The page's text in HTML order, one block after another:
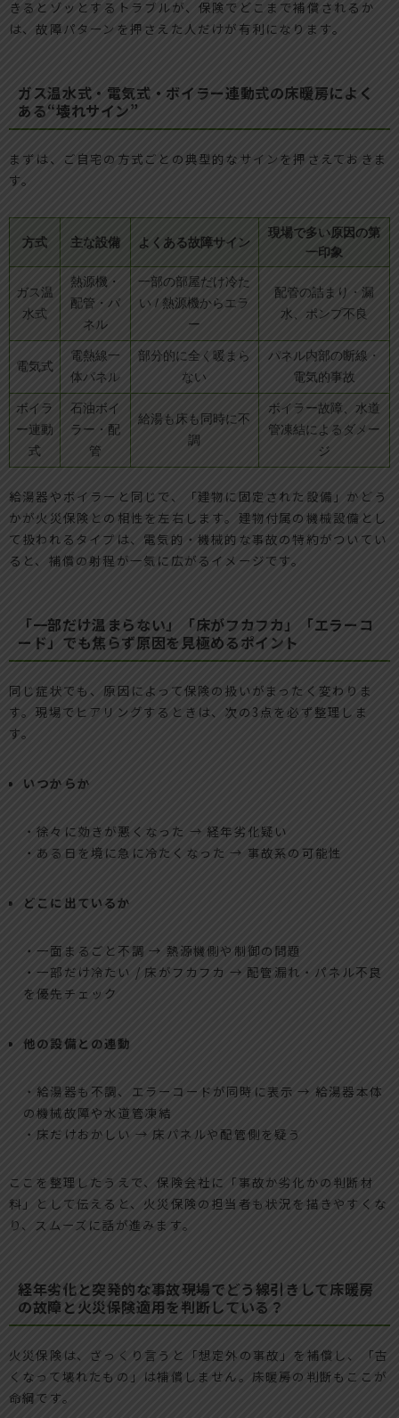
きるとゾッとするトラブルが、保険でどこまで補償されるか
は、故障パターンを押さえた人だけが有利になります。
ガス温水式・電気式・ボイラー連動式の床暖房によく
ある“壊れサイン”
まずは、ご自宅の方式ごとの典型的なサインを押さえておきま
す。
方式 主な設備 よくある故障サイン
現場で多い原因の第
一印象
ガス温
水式
熱源機・
配管・パ
ネル
一部の部屋だけ冷た
い / 熱源機からエラ
ー
配管の詰まり・漏
水、ポンプ不良
電気式
電熱線一
体パネル
部分的に全く暖まら
ない
パネル内部の断線・
電気的事故
ボイラ
ー連動
式
石油ボイ
ラー・配
管
給湯も床も同時に不
調
ボイラー故障、水道
管凍結によるダメー
ジ
給湯器やボイラーと同じで、「建物に固定された設備」かどう
かが火災保険との相性を左右します。建物付属の機械設備とし
て扱われるタイプは、電気的・機械的な事故の特約がついてい
ると、補償の射程が一気に広がるイメージです。
「一部だけ温まらない」「床がフカフカ」「エラーコ
ード」でも焦らず原因を見極めるポイント
同じ症状でも、原因によって保険の扱いがまったく変わりま
す。現場でヒアリングするときは、次の3点を必ず整理しま
す。
いつからか
・徐々に効きが悪くなった → 経年劣化疑い
・ある日を境に急に冷たくなった → 事故系の可能性
どこに出ているか
・一面まるごと不調 → 熱源機側や制御の問題
・一部だけ冷たい / 床がフカフカ → 配管漏れ・パネル不良
を優先チェック
他の設備との連動
・給湯器も不調、エラーコードが同時に表示 → 給湯器本体
の機械故障や水道管凍結
・床だけおかしい → 床パネルや配管側を疑う
ここを整理したうえで、保険会社に「事故か劣化かの判断材
料」として伝えると、火災保険の担当者も状況を描きやすくな
り、スムーズに話が進みます。
経年劣化と突発的な事故――現場でどう線引きして床暖房
の故障と火災保険適用を判断している？
火災保険は、ざっくり言うと「想定外の事故」を補償し、「古
くなって壊れたもの」は補償しません。床暖房の判断もここが
命綱です。